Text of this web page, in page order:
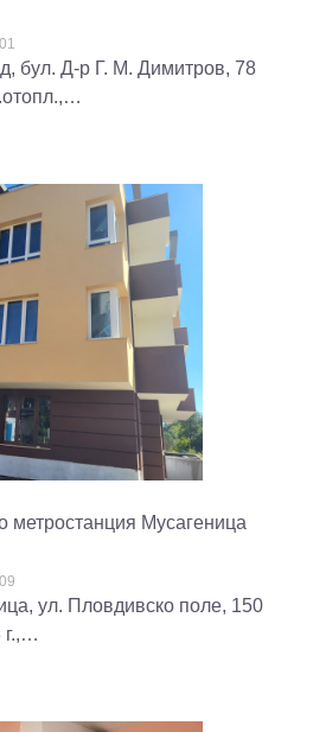
бул. Д-р Г. М. Димитров, 78
метростанция Мусагеница
ул. Пловдивско поле, 150
г.,…